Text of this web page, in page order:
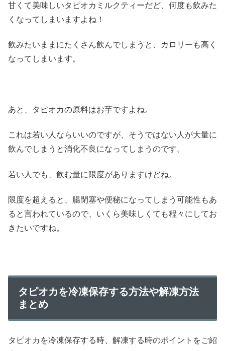
甘くて美味しいタピオカミルクティーだど、何度も飲みた
くなってしまいますよね！
飲みたいままにたくさん飲んでしまうと、カロリーも高く
なってしまいます。
あと、タピオカの原料はお芋ですよね。
これは若い人ならいいのですが、そうではない人が大量に
飲んでしまうと消化不良になってしまうのです。
若い人でも、飲む量に限度がありますけどね。
限度を超えると、腸閉塞や便秘になってしまう可能性もあ
ると言われているので、いくら美味しくても程々にしてお
きたいですね。
タピオカを冷凍保存する方法や解凍方法
まとめ
タピオカを冷凍保存する時、解凍する時のポイントをご紹